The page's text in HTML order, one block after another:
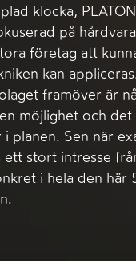
klocka,
på
företag att
kan
framöver är
möjlighet och det
planen. Sen när
stort intresse
i hela den här